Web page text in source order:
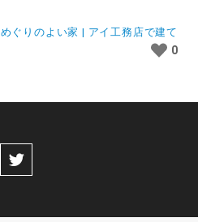
ぐりのよい家 | アイ工務店で建て
0